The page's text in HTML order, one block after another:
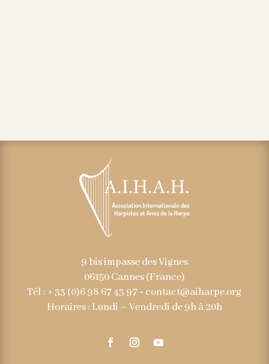
9 bis impasse des Vignes
06150 Cannes (France)
Tél : + 33 (0)6 98 67 43 97 • contact@aiharpe.org
Horaires : Lundi – Vendredi de 9h à 20h